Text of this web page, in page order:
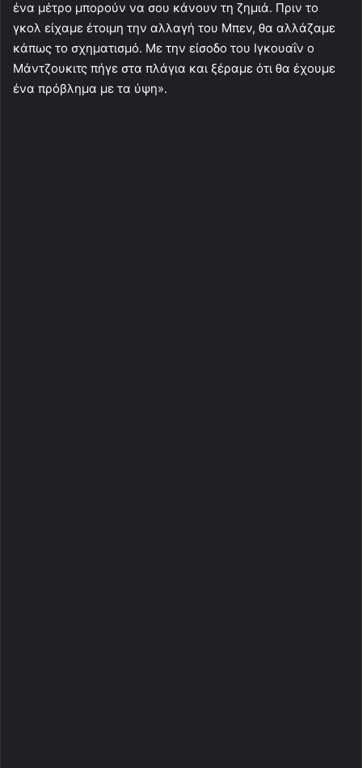
ένα μέτρο μπορούν να σου κάνουν τη ζημιά. Πριν το
γκολ είχαμε έτοιμη την αλλαγή του Μπεν, θα αλλάζαμε
κάπως το σχηματισμό. Με την είσοδο του Ιγκουαΐν ο
Μάντζουκιτς πήγε στα πλάγια και ξέραμε ότι θα έχουμε
ένα πρόβλημα με τα ύψη».